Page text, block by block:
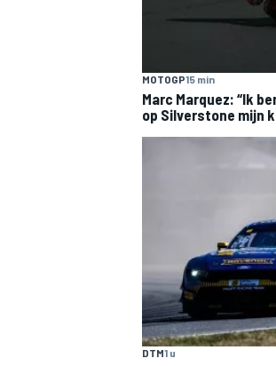
MOTOGP15 min
Marc Marquez: “Ik
op Silverstone mijn
DTM1 u